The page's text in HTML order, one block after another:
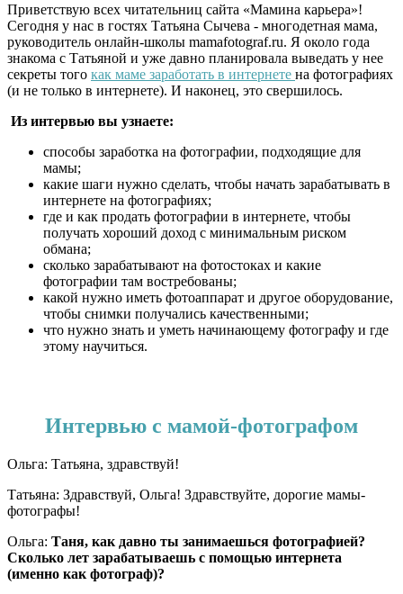
Приветствую всех читательниц сайта «Мамина карьера»!
Сегодня у нас в гостях Татьяна Сычева - многодетная мама,
руководитель онлайн-школы mamafotograf.ru. Я около года
знакома с Татьяной и уже давно планировала выведать у нее
секреты того как маме заработать в интернете на фотографиях
(и не только в интернете). И наконец, это свершилось.
Из интервью вы узнаете:
способы заработка на фотографии, подходящие для
мамы;
какие шаги нужно сделать, чтобы начать зарабатывать в
интернете на фотографиях;
где и как продать фотографии в интернете, чтобы
получать хороший доход с минимальным риском
обмана;
сколько зарабатывают на фотостоках и какие
фотографии там востребованы;
какой нужно иметь фотоаппарат и другое оборудование,
чтобы снимки получались качественными;
что нужно знать и уметь начинающему фотографу и где
этому научиться.
Интервью с мамой-фотографом
Ольга: Татьяна, здравствуй!
Татьяна: Здравствуй, Ольга! Здравствуйте, дорогие мамы-
фотографы!
Ольга: Таня, как давно ты занимаешься фотографией?
Сколько лет зарабатываешь с помощью интернета
(именно как фотограф)?